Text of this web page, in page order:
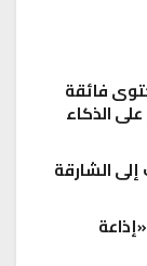
فائقة
الذكاء
الشارقة